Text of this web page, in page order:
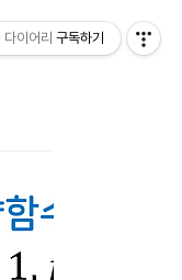
이어리 구독하기